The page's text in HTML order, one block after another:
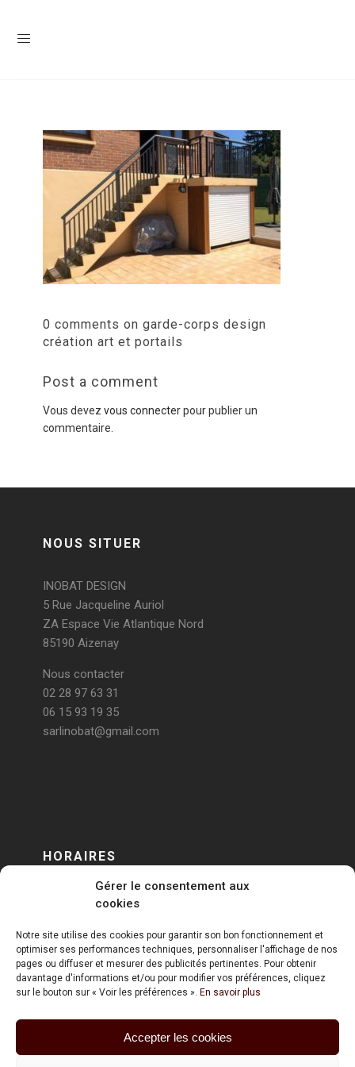
Gérer le consentement aux
cookies
Notre site utilise des cookies pour garantir son bon fonctionnement et
optimiser ses performances techniques, personnaliser l'affichage de nos
pages ou diffuser et mesurer des publicités pertinentes. Pour obtenir
davantage d'informations et/ou pour modifier vos préférences, cliquez
sur le bouton sur « Voir les préférences ». En savoir plus
Accepter les cookies
0 comments on garde-corps design
création art et portails
Post a comment
Vous devez vous connecterpour publier un
commentaire.
NOUS SITUER
INOBAT DESIGN
5 Rue Jacqueline Auriol
ZA Espace Vie Atlantique Nord
85190 Aizenay
Nous contacter
02 28 97 63 31
06 15 93 19 35
sarlinobat@gmail.com
HORAIRES
DU LUNDI AU VENDREDI